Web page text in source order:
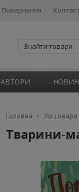
Повернення
АВТОРИ
Головна Усі товари
Тварини-